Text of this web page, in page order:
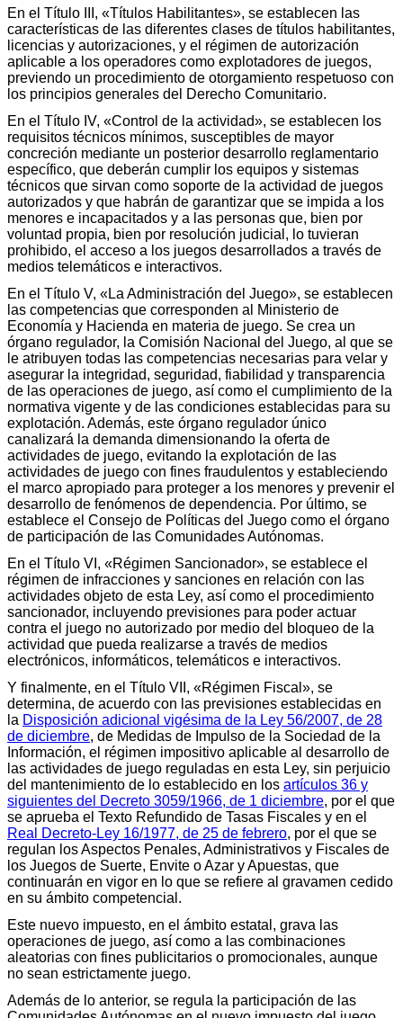
En el Título III, «Títulos Habilitantes», se establecen las
características de las diferentes clases de títulos habilitantes,
licencias y autorizaciones, y el régimen de autorización
aplicable a los operadores como explotadores de juegos,
previendo un procedimiento de otorgamiento respetuoso con
los principios generales del Derecho Comunitario.
En el Título IV, «Control de la actividad», se establecen los
requisitos técnicos mínimos, susceptibles de mayor
concreción mediante un posterior desarrollo reglamentario
específico, que deberán cumplir los equipos y sistemas
técnicos que sirvan como soporte de la actividad de juegos
autorizados y que habrán de garantizar que se impida a los
menores e incapacitados y a las personas que, bien por
voluntad propia, bien por resolución judicial, lo tuvieran
prohibido, el acceso a los juegos desarrollados a través de
medios telemáticos e interactivos.
En el Título V, «La Administración del Juego», se establecen
las competencias que corresponden al Ministerio de
Economía y Hacienda en materia de juego. Se crea un
órgano regulador, la Comisión Nacional del Juego, al que se
le atribuyen todas las competencias necesarias para velar y
asegurar la integridad, seguridad, fiabilidad y transparencia
de las operaciones de juego, así como el cumplimiento de la
normativa vigente y de las condiciones establecidas para su
explotación. Además, este órgano regulador único
canalizará la demanda dimensionando la oferta de
actividades de juego, evitando la explotación de las
actividades de juego con fines fraudulentos y estableciendo
el marco apropiado para proteger a los menores y prevenir el
desarrollo de fenómenos de dependencia. Por último, se
establece el Consejo de Políticas del Juego como el órgano
de participación de las Comunidades Autónomas.
En el Título VI, «Régimen Sancionador», se establece el
régimen de infracciones y sanciones en relación con las
actividades objeto de esta Ley, así como el procedimiento
sancionador, incluyendo previsiones para poder actuar
contra el juego no autorizado por medio del bloqueo de la
actividad que pueda realizarse a través de medios
electrónicos, informáticos, telemáticos e interactivos.
Y finalmente, en el Título VII, «Régimen Fiscal», se
determina, de acuerdo con las previsiones establecidas en
la Disposición adicional vigésima de la Ley 56/2007, de 28
de diciembre, de Medidas de Impulso de la Sociedad de la
Información, el régimen impositivo aplicable al desarrollo de
las actividades de juego reguladas en esta Ley, sin perjuicio
del mantenimiento de lo establecido en los artículos 36 y
siguientes del Decreto 3059/1966, de 1 diciembre, por el que
se aprueba el Texto Refundido de Tasas Fiscales y en el
Real Decreto-Ley 16/1977, de 25 de febrero, por el que se
regulan los Aspectos Penales, Administrativos y Fiscales de
los Juegos de Suerte, Envite o Azar y Apuestas, que
continuarán en vigor en lo que se refiere al gravamen cedido
en su ámbito competencial.
Este nuevo impuesto, en el ámbito estatal, grava las
operaciones de juego, así como a las combinaciones
aleatorias con fines publicitarios o promocionales, aunque
no sean estrictamente juego.
Además de lo anterior, se regula la participación de las